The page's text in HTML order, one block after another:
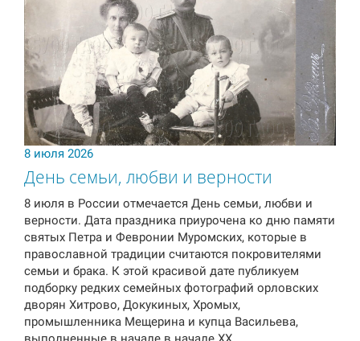
8 июля 2026
День семьи, любви и верности
8 июля в России отмечается День семьи, любви и
верности. Дата праздника приурочена ко дню памяти
святых Петра и Февронии Муромских, которые в
православной традиции считаются покровителями
семьи и брака. К этой красивой дате публикуем
подборку редких семейных фотографий орловских
дворян Хитрово, Докукиных, Хромых,
промышленника Мещерина и купца Васильева,